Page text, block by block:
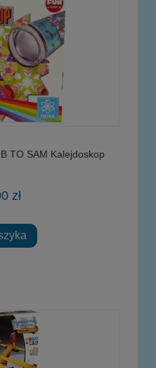
TO SAM Kalejdoskop
zł